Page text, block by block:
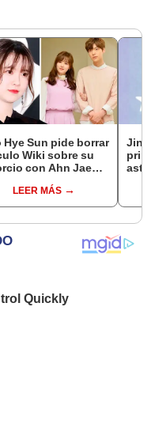
Hye Sun pide borrar
Wiki sobre su
con Ahn Jae
LEER MÁS
Jin